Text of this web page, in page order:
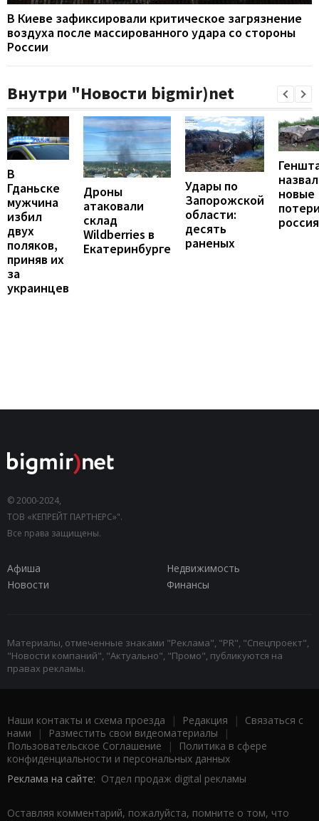
В Киеве зафиксировали критическое загрязнение
воздуха после массированного удара со стороны
России
Внутри "Новости bigmir)net
В
Гданьске
мужчина
избил
двух
поляков,
приняв их
за
украинцев
Дроны
атаковали
склад
Wildberries в
Екатеринбурге
Удары по
Запорожской
области:
десять
раненых
назвал
новые
© 2000-2024,
ТОВ «КЕПРЕЙТ ПАРТНЕРС»".
Все права защищены.
Афиша
Недвижимость
Новости
Финансы
Материалы, отмеченные знаками "Реклама", "PR", "Спецпроект",
"Новости компаний", "Актуально", "Промо", публикуются на
правах рекламы.
Наши контакты и схема проезда | Редакция | Связаться с
нами | Разместить свои видеоматериалы |
Пользовательское Соглашение |
Политика в сфере
конфиденциальности и персональных данных
Реклама на сайте: Отдел продаж digital рекламы
Оставляя комментарий, пожалуйста, помните о том, что